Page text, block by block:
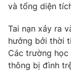
và tổng diện
Tai nạn xảy ra
hưởng bởi thời
Các trường
thông bị đình